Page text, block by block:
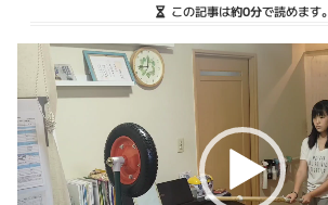
この記事は約0分で読めます。
プ
レ
ー